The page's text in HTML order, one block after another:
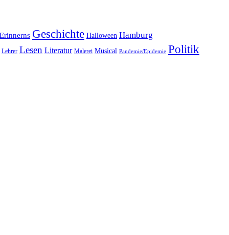
Geschichte Halloween Hamburg
Lehrer Lesen Literatur Malerei Musical Pandemie/Epidemie Politik